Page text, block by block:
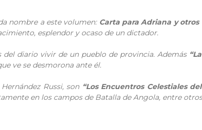
nombre a este volumen: Carta para Adriana y otros
esplendor y ocaso de un dictador.
del diario vivir de un pueblo de provincia. Además
ve se desmorona ante él.
Russi, son “Los Encuentros Celestiales
en los campos de Batalla de Angola, entre